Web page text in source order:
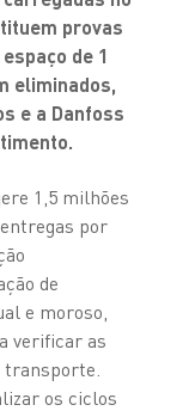
provas
de 1
eliminados,
e a Danfoss
1,5 milhões
por
de
e moroso,
verificar as
os ciclos